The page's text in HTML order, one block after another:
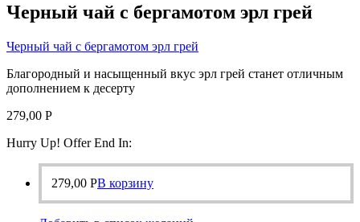
Черный чай с бергамотом эрл грей
Черный чай с бергамотом эрл грей
Благородный и насыщенный вкус эрл грей станет отличным
дополнением к десерту
279,00 Р
Hurry Up! Offer End In:
279,00 РВ корзину